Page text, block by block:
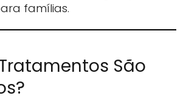
famílias.
São